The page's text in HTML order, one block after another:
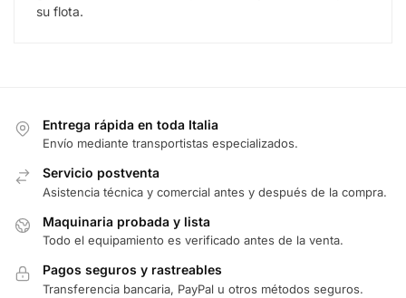
su flota.
Entrega rápida en toda Italia
Envío mediante transportistas especializados.
Servicio postventa
Asistencia técnica y comercial antes y después de la compra.
Maquinaria probada y lista
Todo el equipamiento es verificado antes de la venta.
Pagos seguros y rastreables
Transferencia bancaria, PayPal u otros métodos seguros.